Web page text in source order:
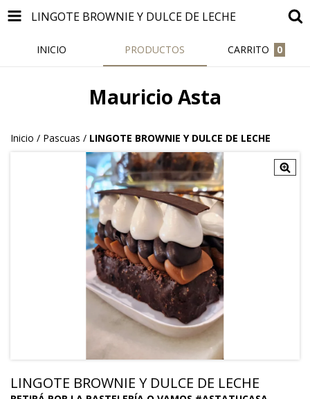
LINGOTE BROWNIE Y DULCE DE LECHE
INICIO PRODUCTOS CARRITO 0
Mauricio Asta
Inicio / Pascuas / LINGOTE BROWNIE Y DULCE DE LECHE
LINGOTE BROWNIE Y DULCE DE LECHE